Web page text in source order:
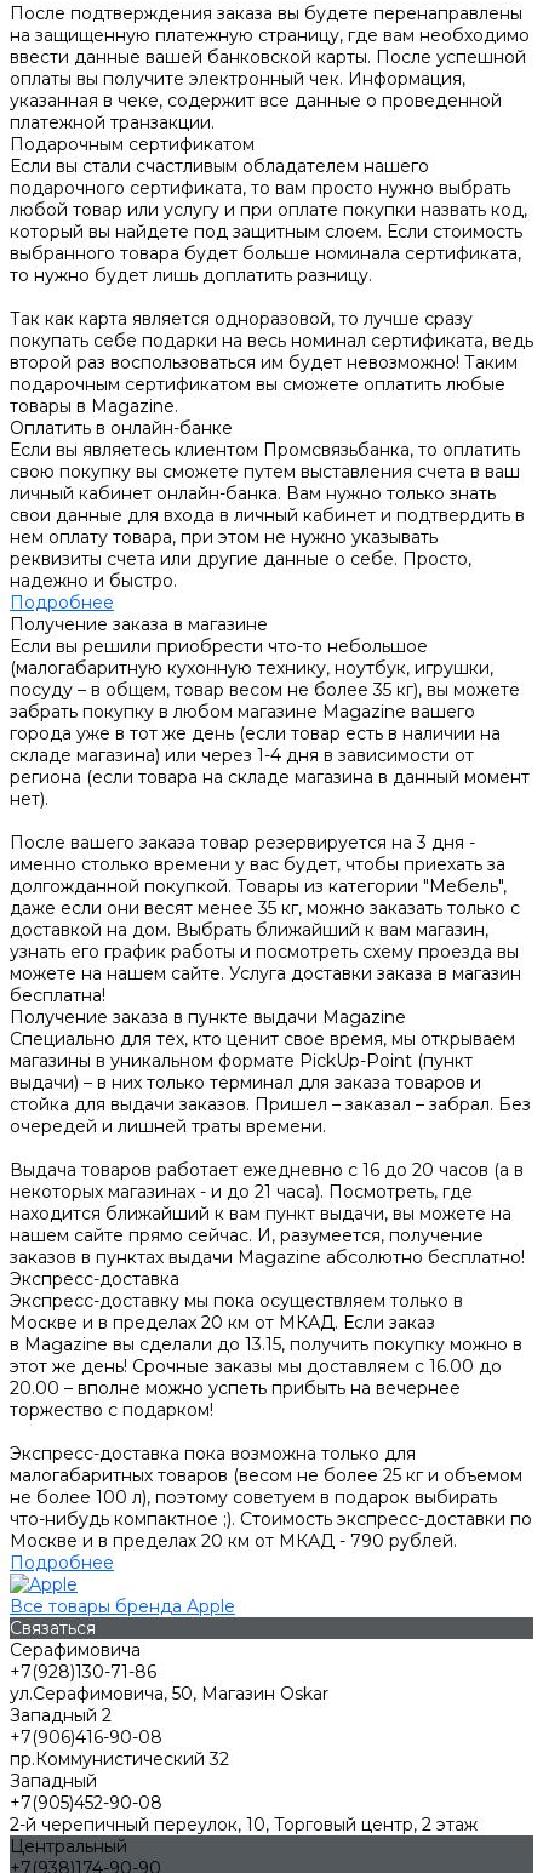
После подтверждения заказа вы будете перенаправлены
на защищенную платежную страницу, где вам необходимо
ввести данные вашей банковской карты. После успешной
оплаты вы получите электронный чек. Информация,
указанная в чеке, содержит все данные о проведенной
платежной транзакции.
Подарочным сертификатом
Если вы стали счастливым обладателем нашего
подарочного сертификата, то вам просто нужно выбрать
любой товар или услугу и при оплате покупки назвать код,
который вы найдете под защитным слоем. Если стоимость
выбранного товара будет больше номинала сертификата,
то нужно будет лишь доплатить разницу.
Так как карта является одноразовой, то лучше сразу
покупать себе подарки на весь номинал сертификата, ведь
второй раз воспользоваться им будет невозможно! Таким
подарочным сертификатом вы сможете оплатить любые
товары в Magazine.
Оплатить в онлайн-банке
Если вы являетесь клиентом Промсвязьбанка, то оплатить
свою покупку вы сможете путем выставления счета в ваш
личный кабинет онлайн-банка. Вам нужно только знать
свои данные для входа в личный кабинет и подтвердить в
нем оплату товара, при этом не нужно указывать
реквизиты счета или другие данные о себе. Просто,
надежно и быстро.
Подробнее
Получение заказа в магазине
Если вы решили приобрести что-то небольшое
(малогабаритную кухонную технику, ноутбук, игрушки,
посуду – в общем, товар весом не более 35 кг), вы можете
забрать покупку в любом магазине Magazine вашего
города уже в тот же день (если товар есть в наличии на
складе магазина) или через 1-4 дня в зависимости от
региона (если товара на складе магазина в данный момент
нет).
После вашего заказа товар резервируется на 3 дня -
именно столько времени у вас будет, чтобы приехать за
долгожданной покупкой. Товары из категории "Мебель",
даже если они весят менее 35 кг, можно заказать только с
доставкой на дом. Выбрать ближайший к вам магазин,
узнать его график работы и посмотреть схему проезда вы
можете на нашем сайте. Услуга доставки заказа в магазин
бесплатна!
Получение заказа в пункте выдачи Magazine
Специально для тех, кто ценит свое время, мы открываем
магазины в уникальном формате PickUp-Point (пункт
выдачи) – в них только терминал для заказа товаров и
стойка для выдачи заказов. Пришел – заказал – забрал. Без
очередей и лишней траты времени.
Выдача товаров работает ежедневно с 16 до 20 часов (а в
некоторых магазинах - и до 21 часа). Посмотреть, где
находится ближайший к вам пункт выдачи, вы можете на
нашем сайте прямо сейчас. И, разумеется, получение
заказов в пунктах выдачи Magazine абсолютно бесплатно!
Экспресс-доставка
Экспресс-доставку мы пока осуществляем только в
Москве и в пределах 20 км от МКАД. Если заказ
в Magazine вы сделали до 13.15, получить покупку можно в
этот же день! Срочные заказы мы доставляем с 16.00 до
20.00 – вполне можно успеть прибыть на вечернее
торжество с подарком!
Экспресс-доставка пока возможна только для
малогабаритных товаров (весом не более 25 кг и объемом
не более 100 л), поэтому советуем в подарок выбирать
что-нибудь компактное ;). Стоимость экспресс-доставки по
Москве и в пределах 20 км от МКАД - 790 рублей.
Подробнее
Все товары бренда Apple
Связаться
Серафимовича
+7(928)130-71-86
ул.Серафимовича, 50, Магазин Oskar
Западный 2
+7(906)416-90-08
пр.Коммунистический 32
Западный
+7(905)452-90-08
2-й черепичный переулок, 10, Торговый центр, 2 этаж
Центральный
+7(938)174-90-90